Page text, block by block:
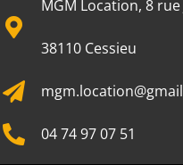
MGM Location, 8
38110 Cessieu
04 74 97 07 51